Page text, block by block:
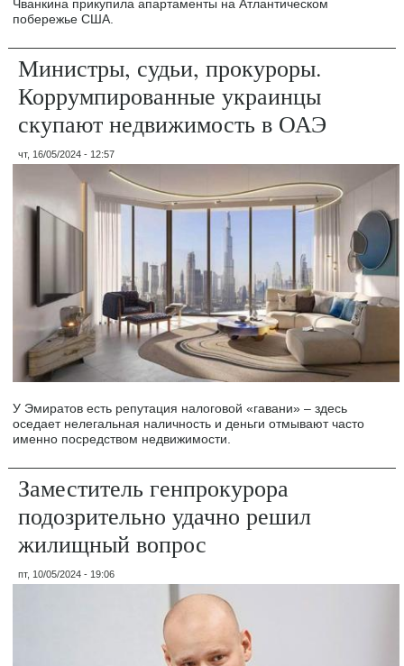
Чванкина прикупила апартаменты на Атлантическом
побережье США.
Министры, судьи, прокуроры.
Коррумпированные украинцы
скупают недвижимость в ОАЭ
чт, 16/05/2024 - 12:57
У Эмиратов есть репутация налоговой «гавани» – здесь
оседает нелегальная наличность и деньги отмывают часто
именно посредством недвижимости.
Заместитель генпрокурора
подозрительно удачно решил
жилищный вопрос
пт, 10/05/2024 - 19:06